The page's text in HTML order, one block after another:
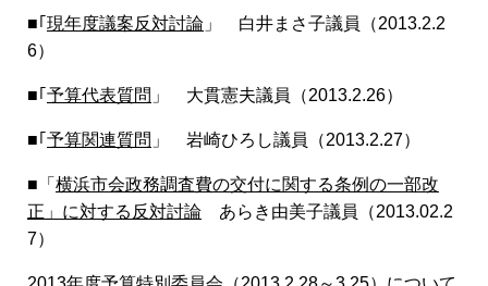
■｢ 現年度議案反対討論 」 白井まさ子議員（2013.2.2
6）
■｢ 予算代表質問 」 大貫憲夫議員（2013.2.26）
■｢ 予算関連質問 」 岩崎ひろし議員（2013.2.27）
■「 横浜市会政務調査費の交付に関する条例の一部改
正」に対する反対討論 あらき由美子議員（2013.02.2
7）